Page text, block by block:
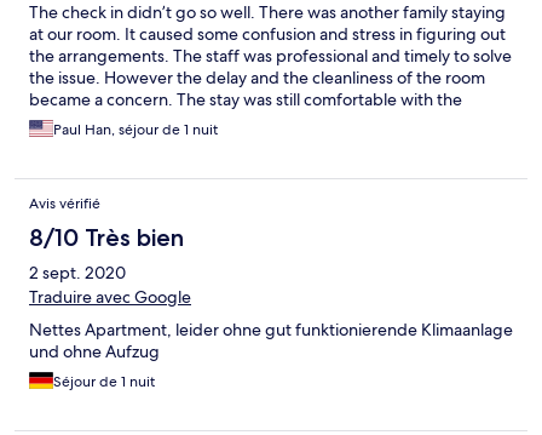
The check in didn’t go so well. There was another family staying
at our room. It caused some confusion and stress in figuring out
the arrangements. The staff was professional and timely to solve
the issue. However the delay and the cleanliness of the room
became a concern. The stay was still comfortable with the
family. I would still recommend this place for my next visit.
Paul Han, séjour de 1 nuit
Avis vérifié
8/10 Très bien
2 sept. 2020
Traduire avec Google
Nettes Apartment, leider ohne gut funktionierende Klimaanlage
und ohne Aufzug
Séjour de 1 nuit